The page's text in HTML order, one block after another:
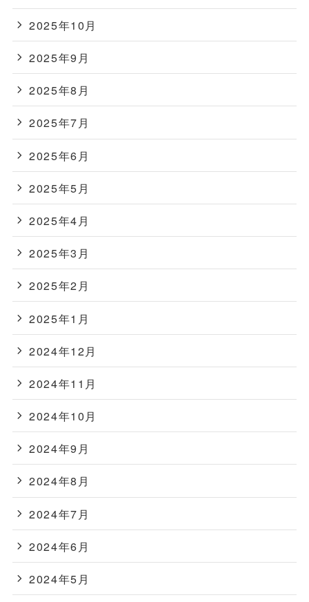
2025年10月
2025年9月
2025年8月
2025年7月
2025年6月
2025年5月
2025年4月
2025年3月
2025年2月
2025年1月
2024年12月
2024年11月
2024年10月
2024年9月
2024年8月
2024年7月
2024年6月
2024年5月